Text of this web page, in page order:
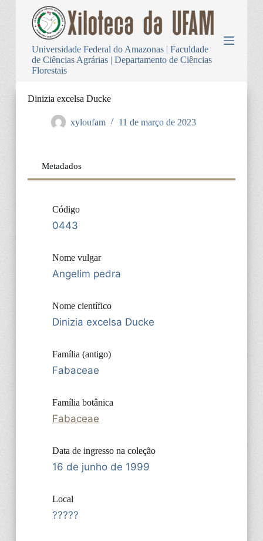
Universidade Federal do Amazonas | Faculdade
de Ciências Agrárias | Departamento de Ciências
Florestais
Dinizia excelsa Ducke
xyloufam 11 de março de 2023
Metadados
Código
0443
Nome vulgar
Angelim pedra
Nome científico
Dinizia excelsa Ducke
Família (antigo)
Fabaceae
Família botânica
Fabaceae
Data de ingresso na coleção
16 de junho de 1999
Local
?????